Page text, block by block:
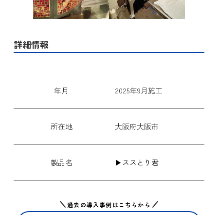
詳細情報
年月 2025年9月施工
所在地 大阪府大阪市
製品名 ▶ススとり君
過去の導入事例はこちらから